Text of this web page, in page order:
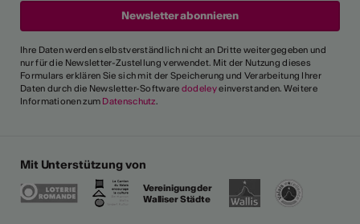
Ihre Daten werden selbstverständlich nicht an Dritte weitergegeben und
nur für die Newsletter-Zustellung verwendet. Mit der Nutzung dieses
Formulars erklären Sie sich mit der Speicherung und Verarbeitung Ihrer
Daten durch die Newsletter-Software dodeleyeinverstanden. Weitere
Informationen zum Datenschutz.
Mit Unterstützung von
Vereinigung der
Walliser Städte